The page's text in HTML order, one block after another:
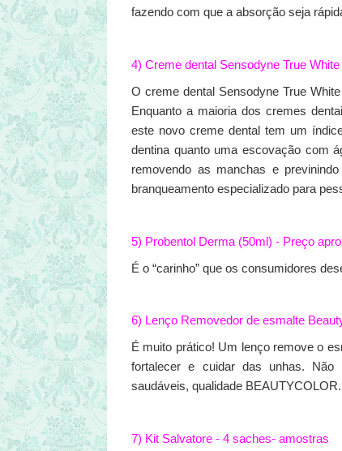
fazendo com que a absorção seja
4) Creme dental Sensodyne True
O creme dental Sensodyne True
Enquanto a maioria dos cremes
este novo creme dental tem um
dentina quanto uma escovação com
removendo as manchas e
branqueamento especializado para
5) Probentol Derma (50ml) - Preço
É o “carinho” que os consumidores
6) Lenço Removedor de esmalte
É muito prático! Um lenço remove o
fortalecer e cuidar das unhas.
saudáveis, qualidade BEAUTYCOLOR.
7) Kit Salvatore - 4 saches- amostras